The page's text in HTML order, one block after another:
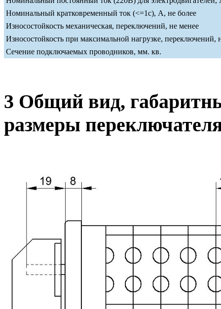
Номинальный кратковременный ток (<=1c), А, не более
Износостойкость механическая, переключений, не менее
Износостойкость при максимальной нагрузке, переключений,
Сечение подключаемых проводников, мм. кв.
3 Общий вид,
размеры